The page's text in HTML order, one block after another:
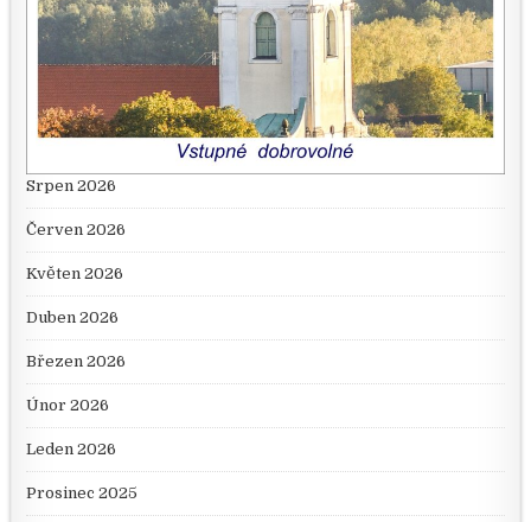
Srpen 2026
Červen 2026
Květen 2026
Duben 2026
Březen 2026
Únor 2026
Leden 2026
Prosinec 2025